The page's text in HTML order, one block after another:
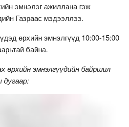
эмнэлэг ажиллана гэж
Газраас мэдээллээ.
өрхийн эмнэлгүүд 10:00-15:00
байна.
өрхийн эмнэлгүүдийн байршил
дугаар: